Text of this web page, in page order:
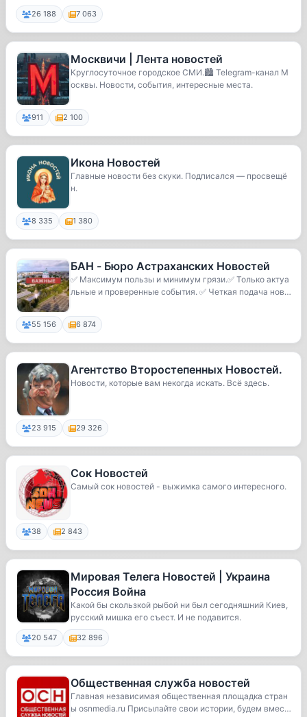
ение ...
26 188 7 063
Москвичи | Лента новостей
Круглосуточное городское СМИ.🏙 Telegram-канал М
осквы. Новости, события, интересные места.
911 2 100
Икона Новостей
Главные новости без скуки. Подписался — просвещё
н.
8 335 1 380
БАН - Бюро Астраханских Новостей
✅ Максимум пользы и минимум грязи.✅ Только актуа
льные и проверенные события. ✅ Четкая подача нов
55 156 6 874
Агентство Второстепенных Новостей.
Новости, которые вам некогда искать. Всё здесь.
23 915 29 326
Сок Новостей
Самый сок новостей - выжимка самого интересного.
38 2 843
Мировая Телега Новостей | Украина
Россия Война
Какой бы скользкой рыбой ни был сегодняшний Киев,
русский мишка его съест. И не подавится.
20 547 32 896
Общественная служба новостей
Главная независимая общественная площадка стран
ы osnmedia.ru Присылайте свои истории, будем вмес